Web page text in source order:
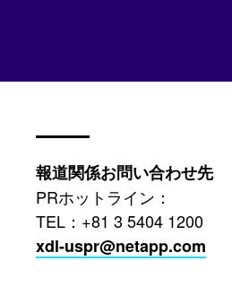
報道関係お問い合わせ先
PRホットライン：
TEL：+81 3 5404 1200
xdl-uspr@netapp.com